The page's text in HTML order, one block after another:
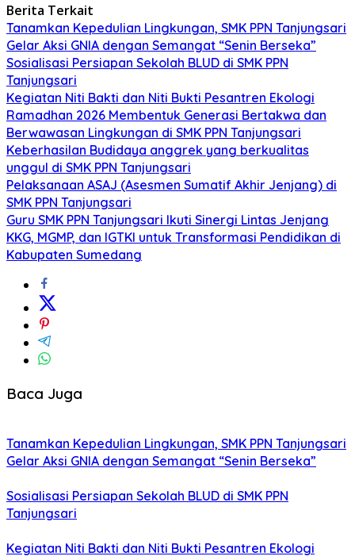
Berita Terkait
Tanamkan Kepedulian Lingkungan, SMK PPN Tanjungsari
Gelar Aksi GNIA dengan Semangat “Senin Berseka”
Sosialisasi Persiapan Sekolah BLUD di SMK PPN
Tanjungsari
Kegiatan Niti Bakti dan Niti Bukti Pesantren Ekologi
Ramadhan 2026 Membentuk Generasi Bertakwa dan
Berwawasan Lingkungan di SMK PPN Tanjungsari
Keberhasilan Budidaya anggrek yang berkualitas
unggul di SMK PPN Tanjungsari
Pelaksanaan ASAJ (Asesmen Sumatif Akhir Jenjang) di
SMK PPN Tanjungsari
Guru SMK PPN Tanjungsari Ikuti Sinergi Lintas Jenjang
KKG, MGMP, dan IGTKI untuk Transformasi Pendidikan di
Kabupaten Sumedang
Baca Juga
Tanamkan Kepedulian Lingkungan, SMK PPN Tanjungsari
Gelar Aksi GNIA dengan Semangat “Senin Berseka”
Sosialisasi Persiapan Sekolah BLUD di SMK PPN
Tanjungsari
Kegiatan Niti Bakti dan Niti Bukti Pesantren Ekologi